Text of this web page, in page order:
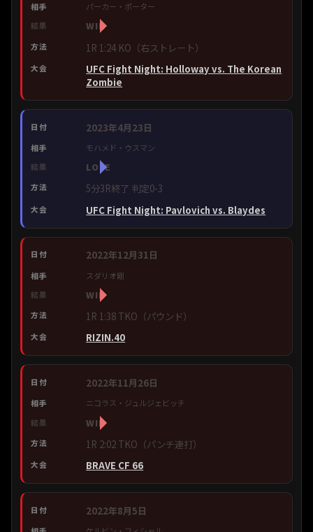
パーカー・ポーター
WIN
1R 1:24 KO（右ストレート）
UFC Fight Night: Holloway vs. The Korean
Zombie
2023年4月23日
モハメド・ウスマン
LOSE
5分3R終了 判定0-3
UFC Fight Night: Pavlovich vs. Blaydes
2022年12月31日
スダリオ剛
WIN
1R 1:38 TKO（パウンド）
RIZIN.40
2022年11月26日
ニコラス・ジュルジェビッチ
WIN
1R 2:02 TKO（パンチ連打）
BRAVE CF 66
2022年8月5日